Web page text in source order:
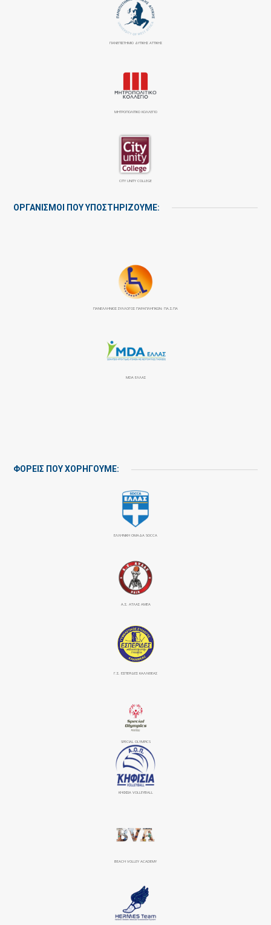
ΠΑΝΕΠΙΣΤΉΜΙΟ ΔΥΤΙΚΉΣ ΑΤΤΙΚΉΣ
ΜΗΤΡΟΠΟΛΙΤΙΚΟ ΚΟΛΛΕΓΙΟ
CITY UNITY COLLEGE
ΟΡΓΑΝΙΣΜΟΙ ΠΟΥ ΥΠΟΣΤΗΡΙΖΟΥΜΕ:
ΠΑΝΕΛΛΉΝΙΟΣ ΣΎΛΛΟΓΟΣ ΠΑΡΑΠΛΗΓΙΚΏΝ: ΠΑ.Σ.ΠΑ
MDA ΕΛΛΑΣ
ΦΟΡΕΙΣ ΠΟΥ ΧΟΡΗΓΟΥΜΕ:
ΕΛΛΗΝΙΚΗ ΟΜΑΔΑ SOCCA
Α.Σ. ΑΤΛΑΣ ΑΜΕΑ
Γ.Σ. ΕΣΠΕΡΙΔΕΣ ΚΑΛΛΙΘΕΑΣ
SPECIAL OLYMPICS
ΚΗΦΙΣΙΆ VOLLEYBALL
BEACH VOLLEY ACADEMY